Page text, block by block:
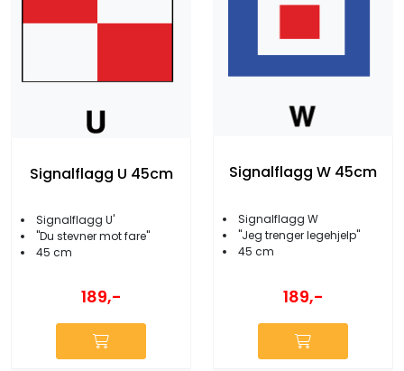
Signalflagg U 45cm
Signalflagg U'
''Du stevner mot fare''
45 cm
189,-
Signalflagg W 45cm
Signalflagg W
''Jeg trenger legehjelp''
45 cm
189,-